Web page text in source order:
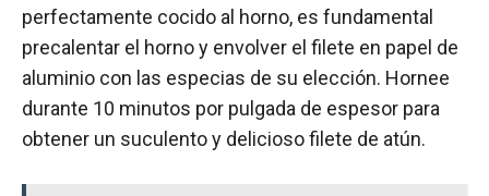
perfectamente cocido al horno, es fundamental
precalentar el horno y envolver el filete en papel de
aluminio con las especias de su elección. Hornee
durante 10 minutos por pulgada de espesor para
obtener un suculento y delicioso filete de atún.